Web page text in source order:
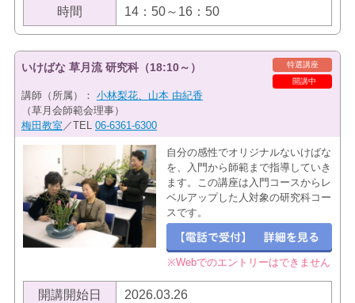
時間 14：50～16：50
特選講座
開講中
いけばな 草月流 研究科（18:10～）
講師（所属）： 小林梨花、山本 由紀香
（草月会師範会理事）
梅田教室 ／TEL 06-6361-6300
自分の感性でオリジナルないけばな
を、入門から師範まで指導していき
ます。この講座は入門コースからレ
ベルアップした人対象の研究科コー
スです。
※Webでのエントリーはできません
開講開始日 2026.03.26